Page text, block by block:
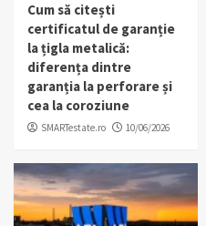
Cum să citești
certificatul de garanție
la țigla metalică:
diferența dintre
garanția la perforare și
cea la coroziune
SMARTestate.ro 10/06/2026